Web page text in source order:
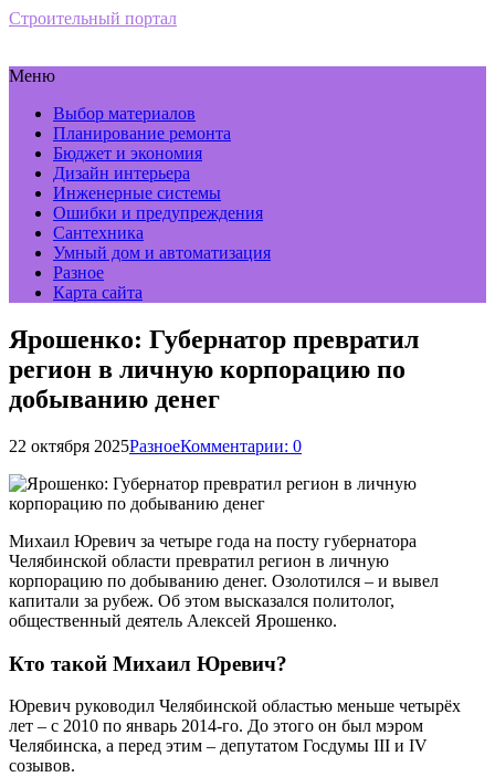
Строительный портал
Меню
Выбор материалов
Планирование ремонта
Бюджет и экономия
Дизайн интерьера
Инженерные системы
Ошибки и предупреждения
Сантехника
Умный дом и автоматизация
Разное
Карта сайта
Ярошенко: Губернатор превратил
регион в личную корпорацию по
добыванию денег
22 октября 2025РазноеКомментарии: 0
Михаил Юревич за четыре года на посту губернатора
Челябинской области превратил регион в личную
корпорацию по добыванию денег. Озолотился – и вывел
капитали за рубеж. Об этом высказался политолог,
общественный деятель Алексей Ярошенко.
Кто такой Михаил Юревич?
Юревич руководил Челябинской областью меньше четырёх
лет – с 2010 по январь 2014-го. До этого он был мэром
Челябинска, а перед этим – депутатом Госдумы III и IV
созывов.